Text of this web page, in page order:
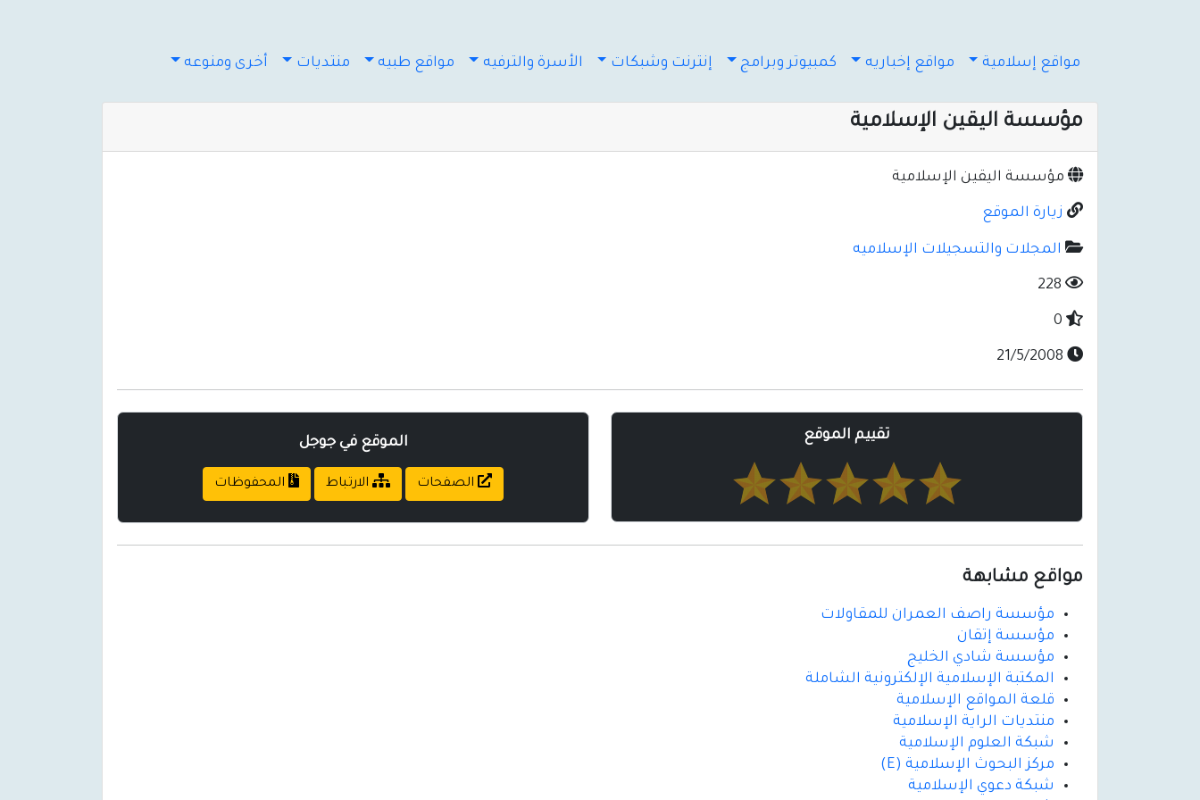
مواقع إسلامية مواقع إخباريه كمبيوتر وبرامج إنترنت وشبكات الأسرة والترفيه مواقع طبيه منتديات أخرى ومنوعه
مؤسسة اليقين الإسلامية
مؤسسة اليقين الإسلامية
زيارة الموقع
المجلات والتسجيلات الإسلاميه
تقييم الموقع الموقع في جوجل
الصفحات الارتباط المحفوظات
مواقع مشابهة
مؤسسة راصف العمران للمقاولات
مؤسسة إتقان
مؤسسة شادي الخليج
المكتبة الإسلامية الإلكترونية الشاملة
قلعة المواقع الإسلامية
منتديات الراية الإسلامية
شبكة العلوم الإسلامية
مركز البحوث الإسلامية (E)
شبكة دعوي الإسلامية